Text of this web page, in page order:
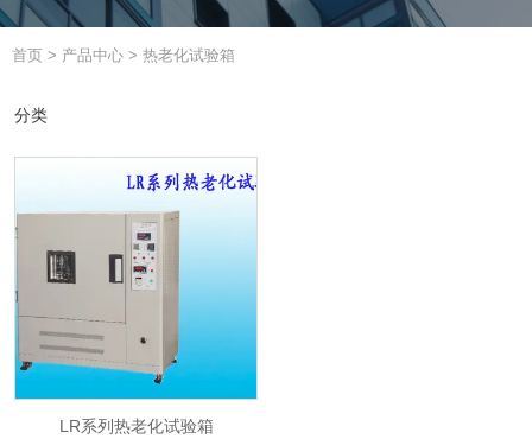
首页 > 产品中心 > 热老化试验箱
分类
LR系列热老化试验箱
分类
LR系列热老化试验箱